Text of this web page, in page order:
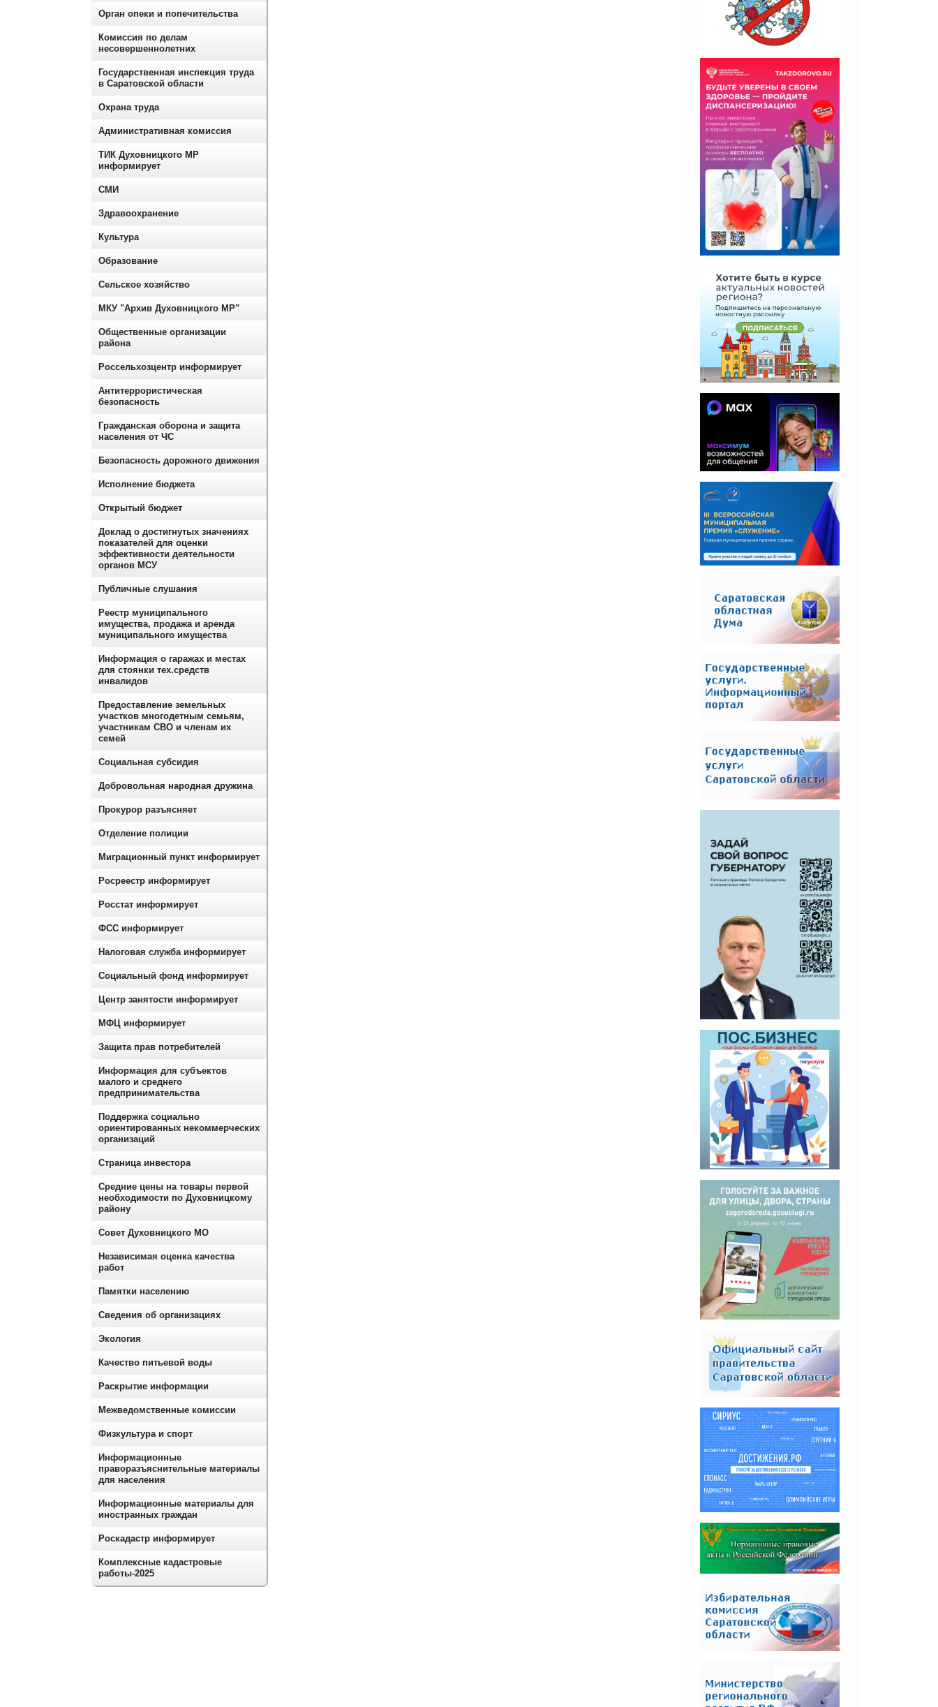
Орган опеки и попечительства
Комиссия по делам
несовершеннолетних
Государственная инспекция труда
в Саратовской области
Охрана труда
Административная комиссия
ТИК Духовницкого МР
информирует
СМИ
Здравоохранение
Культура
Образование
Сельское хозяйство
МКУ "Архив Духовницкого МР"
Общественные организации
района
Россельхозцентр информирует
Антитеррористическая
безопасность
Гражданская оборона и защита
населения от ЧС
Безопасность дорожного движения
Исполнение бюджета
Открытый бюджет
Доклад о достигнутых значениях
показателей для оценки
эффективности деятельности
органов МСУ
Публичные слушания
Реестр муниципального
имущества, продажа и аренда
муниципального имущества
Информация о гаражах и местах
для стоянки тех.средств
инвалидов
Предоставление земельных
участков многодетным семьям,
участникам СВО и членам их
семей
Социальная субсидия
Добровольная народная дружина
Прокурор разъясняет
Отделение полиции
Миграционный пункт информирует
Росреестр информирует
Росстат информирует
ФСС информирует
Налоговая служба информирует
Социальный фонд информирует
Центр занятости информирует
МФЦ информирует
Защита прав потребителей
Информация для субъектов
малого и среднего
предпринимательства
Поддержка социально
ориентированных некоммерческих
организаций
Страница инвестора
Средние цены на товары первой
необходимости по Духовницкому
району
Совет Духовницкого МО
Независимая оценка качества
работ
Памятки населению
Сведения об организациях
Экология
Качество питьевой воды
Раскрытие информации
Межведомственные комиссии
Физкультура и спорт
Информационные
праворазъяснительные материалы
для населения
Информационные материалы для
иностранных граждан
Роскадастр информирует
Комплексные кадастровые
работы-2025